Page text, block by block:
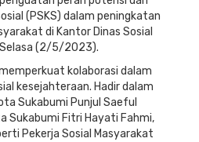
(PSKS) dalam peningkatan
di Kantor Dinas Sosial
Selasa (2/5/2023).
kolaborasi dalam
kesejahteraan. Hadir dalam
Sukabumi Punjul Saeful
Sukabumi Fitri Hayati Fahmi,
Pekerja Sosial Masyarakat